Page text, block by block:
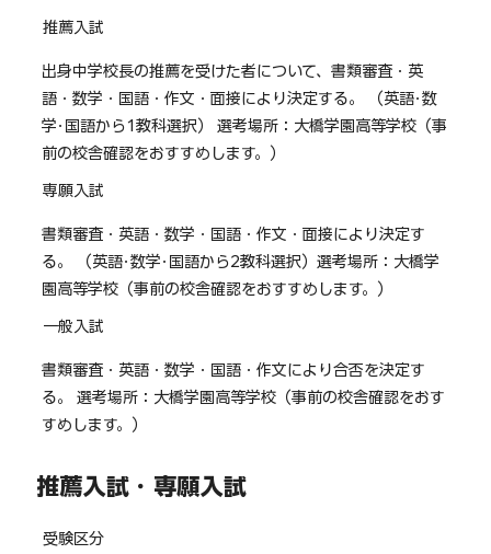
推薦入試
出身中学校長の推薦を受けた者について、書類審査・英
語・数学・国語・作文・面接により決定する。 （英語･数
学･国語から1教科選択） 選考場所：大橋学園高等学校（事
前の校舎確認をおすすめします。）
専願入試
書類審査・英語・数学・国語・作文・面接により決定す
る。 （英語･数学･国語から2教科選択）選考場所：大橋学
園高等学校（事前の校舎確認をおすすめします。）
一般入試
書類審査・英語・数学・国語・作文により合否を決定す
る。 選考場所：大橋学園高等学校（事前の校舎確認をおす
すめします。）
推薦入試・専願入試
受験区分